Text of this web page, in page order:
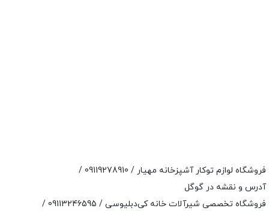
فروشگاه لوازم توکار آشپزخانه مهیار / 09119278910
/
آدرس و نقشه در گوگل
فروشگاه تخصصی شیرآلات خانه کی‌دبلیوسی / 09113246595
/